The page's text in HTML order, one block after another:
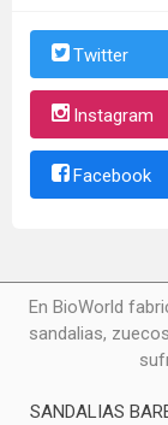
Twitter
Instagram
Facebook
En BioWorld
sandalias,
SANDALIAS